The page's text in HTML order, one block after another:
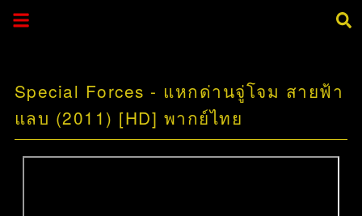
Special Forces - แหกด่านจู่โจม สายฟ้า
แลบ (2011) [HD] พากย์ไทย